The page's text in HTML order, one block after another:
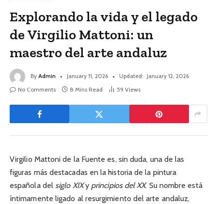
Explorando la vida y el legado
de Virgilio Mattoni: un
maestro del arte andaluz
By Admin January 11, 2026 Updated: January 12, 2026
No Comments
8 Mins Read 59 Views
Virgilio Mattoni de la Fuente es, sin duda, una de las
figuras más destacadas en la historia de la pintura
española delsiglo XIXy principios del XX. Su nombre está
íntimamente ligado al resurgimiento del arte andaluz,